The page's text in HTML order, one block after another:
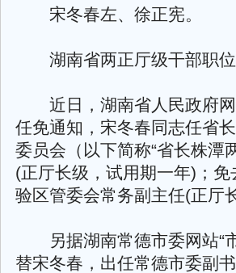
宋冬春左、徐正宪。
湖南省两正厅级干部职位
近日，湖南省人民政府网
任免通知，宋冬春同志任省
委员会（以下简称“省长株潭
(正厅长级，试用期一年)；
验区管委会常务副主任(正厅
另据湖南常德市委网站“
替宋冬春，出任常德市委副